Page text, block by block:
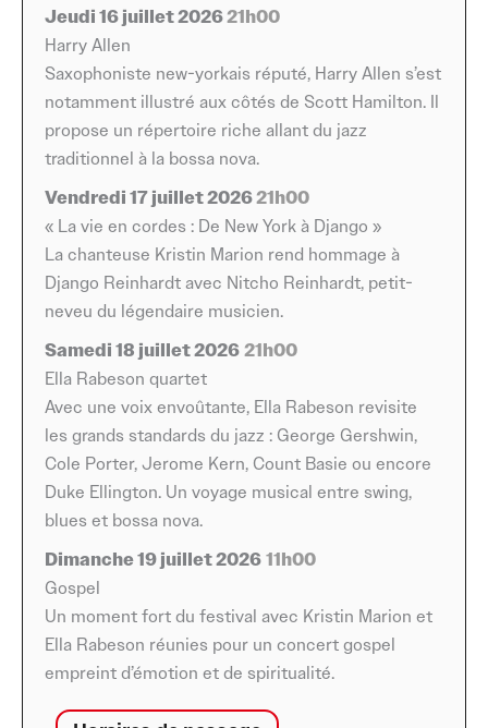
qui s’est notamment fait remarquer aux côtés de Scott
Hamilton. Son répertoire traverse les époques et les
styles, du jazz traditionnel à la bossa nova, pour une
soirée d’ouverture placée sous le signe de l’élégance et
du swing.
Le vendredi 17 juillet, toujours à 21h, place à un hommage
particulièrement attendu avec « La vie en cordes : De
New York à Django ». La chanteuse Kristin Marion rend
hommage à Django Reinhardt, accompagnée de Nitcho
Reinhardt, petit-neveu du légendaire musicien
manouche. Cette rencontre entre deux générations
promet une soirée empreinte d’émotion, fidèle à
l’héritage musical qui a marqué l’histoire du jazz en
France.
Le samedi 18 juillet, le festival accueille à 21h l’Ella
Rabeson quartet. Avec une voix envoûtante, la
chanteuse revisite les grands standards du jazz signés
George Gershwin, Cole Porter, Jerome Kern, Count
Basie ou encore Duke Ellington. Le public est invité à un
voyage musical qui mêle swing, blues et bossa nova,
dans un répertoire à la fois intemporel et accessible.
Jeudi 16 juillet 202621h00
Harry Allen
Saxophoniste new-yorkais réputé, Harry Allen s’est
notamment illustré aux côtés de Scott Hamilton. Il
propose un répertoire riche allant du jazz
traditionnel à la bossa nova.
Vendredi 17 juillet 202621h00
« La vie en cordes : De New York à Django »
La chanteuse Kristin Marion rend hommage à
Django Reinhardt avec Nitcho Reinhardt, petit-
neveu du légendaire musicien.
Samedi 18 juillet 202621h00
Ella Rabeson quartet
Avec une voix envoûtante, Ella Rabeson revisite
les grands standards du jazz : George Gershwin,
Cole Porter, Jerome Kern, Count Basie ou encore
Duke Ellington. Un voyage musical entre swing,
blues et bossa nova.
Dimanche 19 juillet 202611h00
Gospel
Un moment fort du festival avec Kristin Marion et
Ella Rabeson réunies pour un concert gospel
empreint d’émotion et de spiritualité.